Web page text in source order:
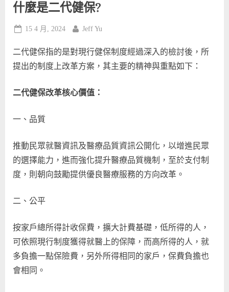
什麼是二代健保?
Posted
15 4 月, 2024 By
Jeff Yu
二代健保指的是對現行健保制度經過深入的檢討後，所
提出的制度上改革方案，其主要的精神與重點如下：
二代健保改革核心價值：
一、品質
推動民眾就醫資訊及醫療品質資訊公開化，以增進民眾
的選擇能力，進而強化提升醫療品質機制，至於支付制
度，則朝向鼓勵提供優良醫療服務的方向改革。
二、公平
按家戶總所得計收保費，擴大計費基礎，低所得的人，
可依照現行制度獲得就醫上的保障，而高所得的人，就
多負擔一點保險費，另外所得相同的家戶，保費負擔也
會相同。